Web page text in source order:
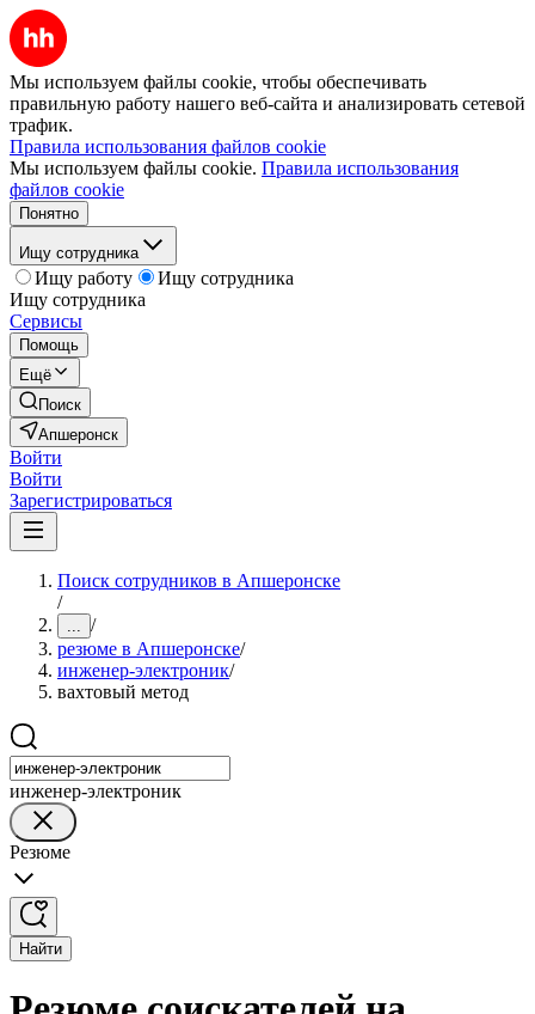
Мы используем файлы cookie, чтобы обеспечивать
правильную работу нашего веб-сайта и анализировать сетевой
трафик.
Правила использования файлов cookie
Мы используем файлы cookie. Правила использования
файлов cookie
Понятно
Ищу сотрудника
Ищу работу
Ищу сотрудника
Ищу сотрудника
Сервисы
Помощь
Ещё
Поиск
Апшеронск
Войти
Войти
Зарегистрироваться
Поиск сотрудников в Апшеронске
/
... /
резюме в Апшеронске/
инженер-электроник/
вахтовый метод
инженер-электроник
Резюме
Найти